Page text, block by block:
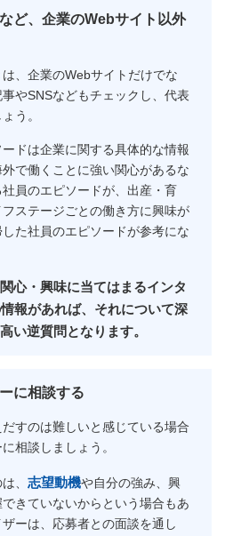
ど、企業のWebサイト以外
、企業のWebサイトだけでな
やSNSなどもチェックし、代表
う。
ドは企業に関する具体的な情報
で働くことに強い関心があるな
員のエピソードが、出産・育
ステージごとの働き方に興味が
た社員のエピソードが参考にな
心・興味に当てはまるインタ
報があれば、それについて深
い逆質問となります。
に相談する
すのは難しいと感じている場合
相談しましょう。
、 志望動機や自分の強み、興
きていないからという場合もあ
ーは、応募者との面談を通し